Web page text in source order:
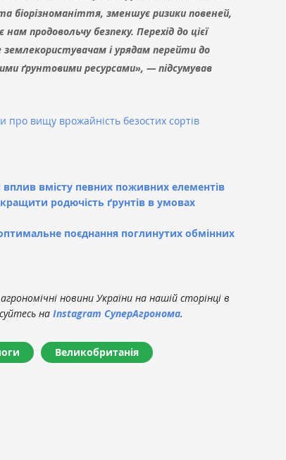
біорізноманіття, зменшує ризики повеней,
нам продовольчу безпеку. Перехід до цієї
землекористувачам і урядам перейти до
ґрунтовими ресурсами», — підсумував
про вищу врожайність безостих сортів
вплив вмісту певних поживних елементів
родючість ґрунтів в умовах
поєднання поглинутих обмінних
новини України на нашій сторінці в
на Instagram СуперАгронома.
Великобританія